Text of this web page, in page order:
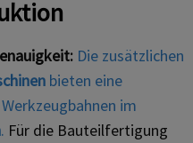
Die zusätzlichen
bieten eine
im
. Für die Bauteilfertigung